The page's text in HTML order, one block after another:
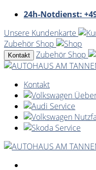
24h-Notdienst:
Unsere Kundenkarte
Zubehör Shop
Kontakt Zubehör Shop
Kontakt